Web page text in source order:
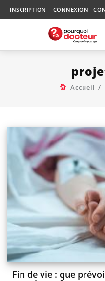
INSCRIPTION CONNEXION
Accueil
Fin de vie : que